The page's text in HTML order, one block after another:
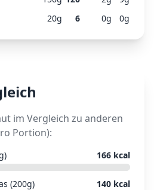
20g 6 0g 0g
im Vergleich zu anderen
Portion):
166 kcal
(200g) 140 kcal